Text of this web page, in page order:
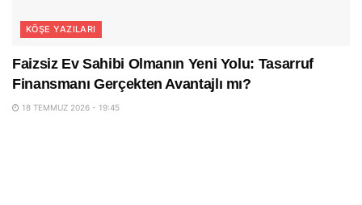
KÖŞE YAZILARI
Faizsiz Ev Sahibi Olmanın Yeni Yolu: Tasarruf
Finansmanı Gerçekten Avantajlı mı?
18 TEMMUZ 2026 - 19:45